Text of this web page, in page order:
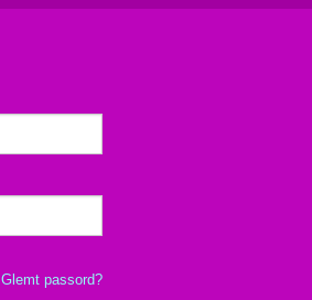
Glemt passord?